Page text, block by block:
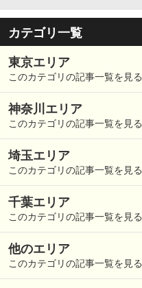
カテゴリ一覧
東京エリア
このカテゴリの記事一覧を見る
神奈川エリア
このカテゴリの記事一覧を見る
埼玉エリア
このカテゴリの記事一覧を見る
千葉エリア
このカテゴリの記事一覧を見る
他のエリア
このカテゴリの記事一覧を見る